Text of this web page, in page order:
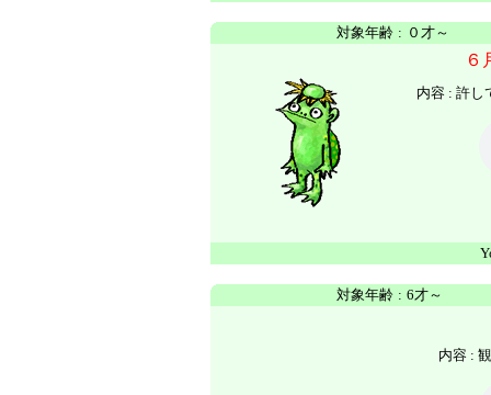
対象年齢 : ０才～
６
内容 : 許し
対象年齢 : 6才～
内容 :